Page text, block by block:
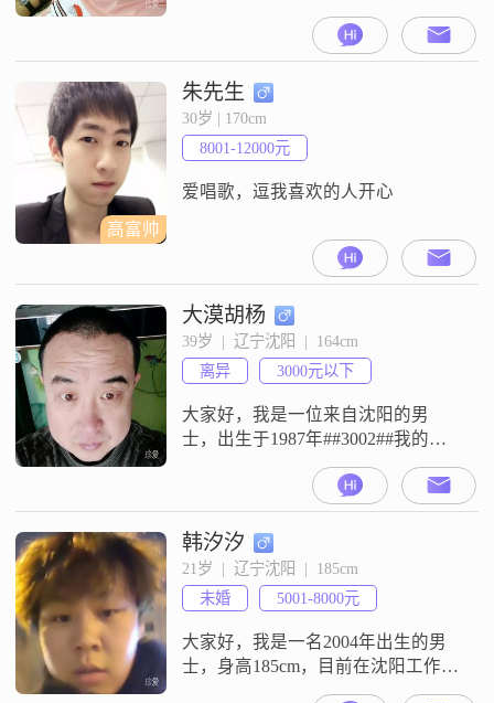
的沈阳。我的月收入在5001到8000
元之间，虽然不算特别高，但足以
让我过上稳定而舒适的生活。我拥
有大专学历，在工作中我一直保持
着认真负责的态度。性格方面，我
自认为是一个稳重可靠的人，无论
面对什么情况，都能够冷静分析并
妥善处理。我也喜欢用幽默来调节
高富帅
朱先生
30岁 | 170cm
8001-12000元
爱唱歌，逗我喜欢的人开心
大漠胡杨
39岁  |  辽宁沈阳  |  164cm
离异
3000元以下
大家好，我是一位来自沈阳的男
士，出生于1987年##3002##我的身
高是164cm，可能在高个子云集的地
方显得稍微矮了一点，但我相信，
身高并不是衡量一个人的全部标准
##3002##我目前的工作收入在3000
元以下，虽然不算高薪，但我一直
在努力提升自己，希望能够给家庭
带来更好的生活##3002##我的学历
是高中及以下，
韩汐汐
21岁  |  辽宁沈阳  |  185cm
未婚
5001-8000元
大家好，我是一名2004年出生的男
士，身高185cm，目前在沈阳工作，
月收入在5001到8000元之间，学历